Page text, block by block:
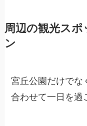
周辺の観光ス
ン
宮丘公園だけでな
合わせて一日を過